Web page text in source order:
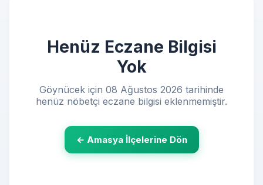
Henüz Eczane Bilgisi
Yok
Göynücek için 08 Ağustos 2026 tarihinde
henüz nöbetçi eczane bilgisi eklenmemiştir.
← Amasya İlçelerine Dön